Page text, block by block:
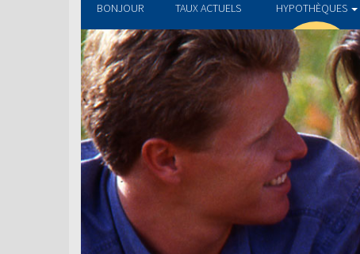
BONJOUR TAUX ACTUELS HYPOTHÈQUES